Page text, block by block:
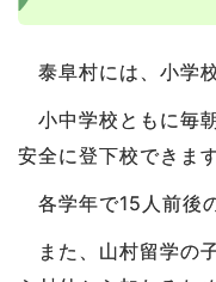
泰阜村には、小学
小中学校ともに毎
安全に登下校できます
各学年で15人前後
また、山村留学の